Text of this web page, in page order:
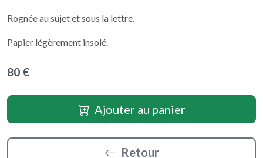
Rognée au sujet et sous la lettre.
Papier légèrement insolé.
80 €
Ajouter au panier
Retour